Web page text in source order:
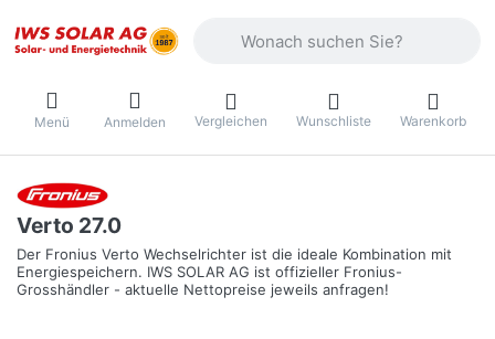
Menü Anmelden Vergleichen Wunschliste Warenkorb
Verto 27.0
Der Fronius Verto Wechselrichter ist die ideale Kombination mit
Energiespeichern. IWS SOLAR AG ist offizieller Fronius-
Grosshändler - aktuelle Nettopreise jeweils anfragen!